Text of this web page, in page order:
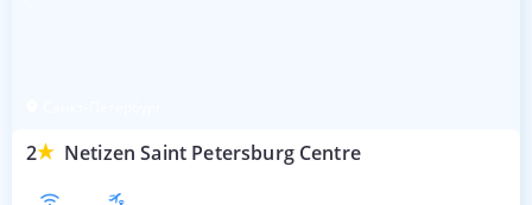
2 Netizen Saint Petersburg Centre